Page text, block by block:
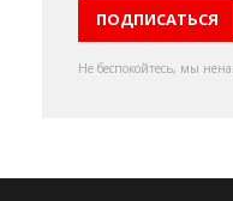
Не беспокойтесь, мы